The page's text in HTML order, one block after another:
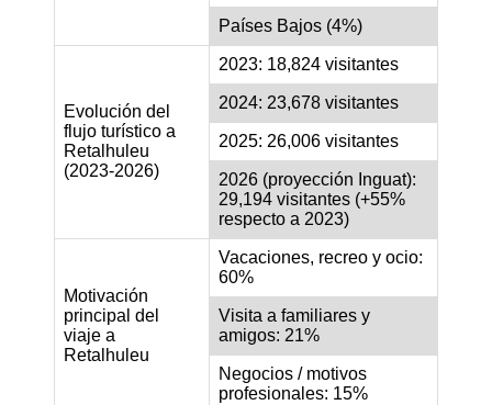
Países Bajos (4%)
Evolución del
flujo turístico a
Retalhuleu
(2023-2026)
2023: 18,824 visitantes
2024: 23,678 visitantes
2025: 26,006 visitantes
2026 (proyección Inguat):
29,194 visitantes (+55%
respecto a 2023)
Motivación
principal del
viaje a
Retalhuleu
Vacaciones, recreo y ocio:
60%
Visita a familiares y
amigos: 21%
Negocios / motivos
profesionales: 15%